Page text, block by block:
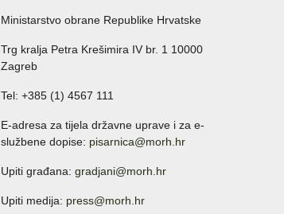
Ministarstvo obrane Republike Hrvatske
Trg kralja Petra Krešimira IV br. 1 10000
Zagreb
Tel: +385 (1) 4567 111
E-adresa za tijela državne uprave i za e-
službene dopise: pisarnica@morh.hr
Upiti građana: gradjani@morh.hr
Upiti medija: press@morh.hr